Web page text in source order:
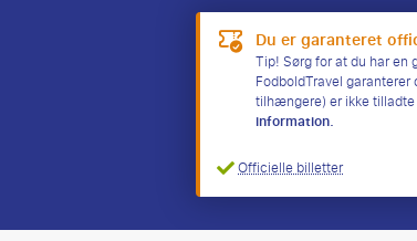
Du er garanteret
Tip! Sørg for at du har en
FodboldTravel
tilhængere) er ikke
information.
Officielle billetter